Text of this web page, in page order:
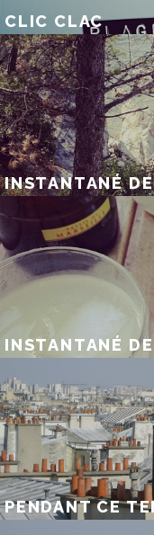
CLIC CLAC
INSTANTANÉ
INSTANTANÉ
PENDANT CE